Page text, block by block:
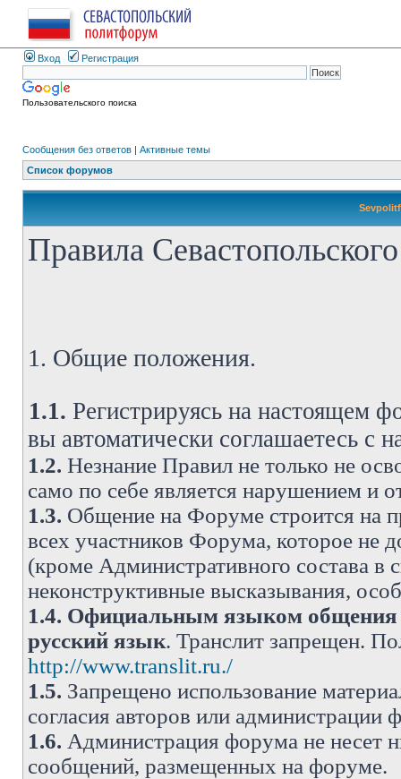
Вход Регистрация
Пользовательского поиска
Сообщения без ответов | Активные темы
Список форумов
Правила
1. Общие положения.
1.1. Регистрируясь на настоящем
вы автоматически соглашаетесь
1.2. Незнание Правил не только не
само по себе является нарушением и
1.3. Общение на Форуме строится на
всех участников Форума, которое не
(кроме Административного состава в
неконструктивные высказывания,
1.4. Официальным языком общения
русский язык. Транслит запрещен.
http://www.translit.ru./
1.5. Запрещено использование
согласия авторов или администрации
1.6. Администрация форума не несет
сообщений, размещенных на форуме.